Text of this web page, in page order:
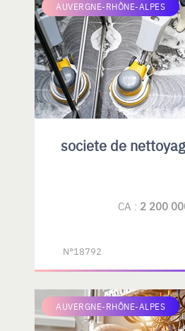
AUVERGNE-RHÔNE-ALPES
societe de
CA : 2 200
N°18792
AUVERGNE-RHÔNE-ALPES